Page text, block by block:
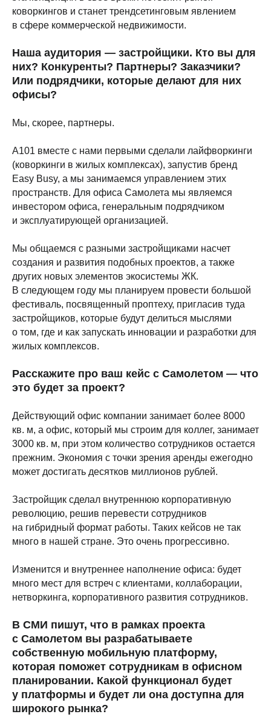
коворкингов и станет трендсетинговым явлением
в сфере коммерческой недвижимости.
Наша аудитория — застройщики. Кто вы для
них? Конкуренты? Партнеры? Заказчики?
Или подрядчики, которые делают для них
офисы?
Мы, скорее, партнеры.
А101 вместе с нами первыми сделали лайфворкинги
(коворкинги в жилых комплексах), запустив бренд
Easy Busy, а мы занимаемся управлением этих
пространств. Для офиса Самолета мы являемся
инвестором офиса, генеральным подрядчиком
и эксплуатирующей организацией.
Мы общаемся с разными застройщиками насчет
создания и развития подобных проектов, а также
других новых элементов экосистемы ЖК.
В следующем году мы планируем провести большой
фестиваль, посвященный проптеху, пригласив туда
застройщиков, которые будут делиться мыслями
о том, где и как запускать инновации и разработки для
жилых комплексов.
Расскажите про ваш кейс с Самолетом — что
это будет за проект?
Действующий офис компании занимает более 8000
кв. м, а офис, который мы строим для коллег, занимает
3000 кв. м, при этом количество сотрудников остается
прежним. Экономия с точки зрения аренды ежегодно
может достигать десятков миллионов рублей.
Застройщик сделал внутреннюю корпоративную
революцию, решив перевести сотрудников
на гибридный формат работы. Таких кейсов не так
много в нашей стране. Это очень прогрессивно.
Изменится и внутреннее наполнение офиса: будет
много мест для встреч с клиентами, коллаборации,
нетворкинга, корпоративного развития сотрудников.
В СМИ пишут, что в рамках проекта
с Самолетом вы разрабатываете
собственную мобильную платформу,
которая поможет сотрудникам в офисном
планировании. Какой функционал будет
у платформы и будет ли она доступна для
широкого рынка?